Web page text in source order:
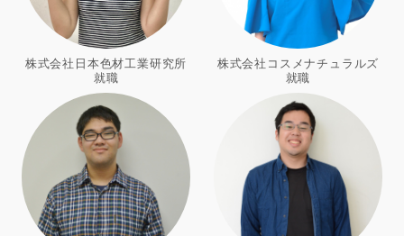
株式会社日本色材工業研究所
就職
株式会社コスメナチュラルズ
就職